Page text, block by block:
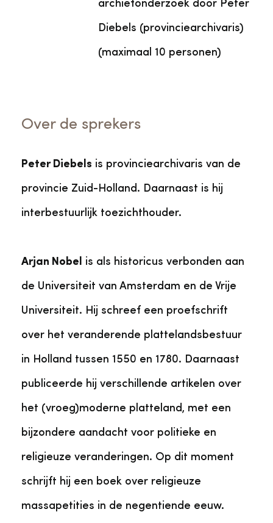
archiefonderzoek door Peter
Diebels (provinciearchivaris)
(maximaal 10 personen)
Over de sprekers
Peter Diebels is provinciearchivaris van de
provincie Zuid-Holland. Daarnaast is hij
interbestuurlijk toezichthouder.
Arjan Nobel is als historicus verbonden aan
de Universiteit van Amsterdam en de Vrije
Universiteit. Hij schreef een proefschrift
over het veranderende plattelandsbestuur
in Holland tussen 1550 en 1780. Daarnaast
publiceerde hij verschillende artikelen over
het (vroeg)moderne platteland, met een
bijzondere aandacht voor politieke en
religieuze veranderingen. Op dit moment
schrijft hij een boek over religieuze
massapetities in de negentiende eeuw.